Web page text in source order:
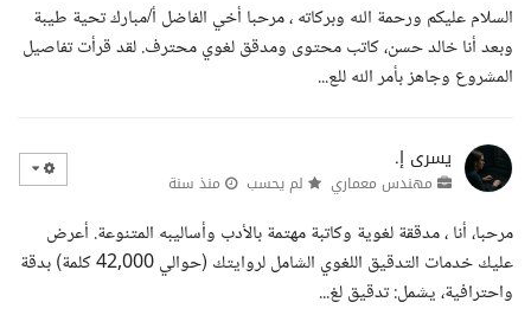
السلام عليكم ورحمة الله وبركاته ، مرحبا أخي الفاضل أ/مبارك تحية طيبة
وبعد أنا خالد حسن، كاتب محتوى ومدقق لغوي محترف. لقد قرأت تفاصيل
المشروع وجاهز بأمر الله للع...
يسرى إ.
مهندس معماري لم يحسب منذ سنة
مرحبا، أنا ، مدققة لغوية وكاتبة مهتمة بالأدب وأساليبه المتنوعة. أعرض
عليك خدمات التدقيق اللغوي الشامل لروايتك (حوالي 42,000 كلمة) بدقة
واحترافية، يشمل: تدقيق لغ...